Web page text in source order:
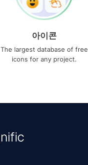
아이콘
The largest database of free
icons for any project.